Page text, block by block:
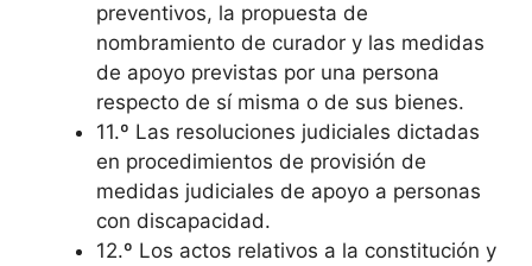
preventivos, la propuesta de
nombramiento de curador y las medidas
de apoyo previstas por una persona
respecto de sí misma o de sus bienes.
11.º Las resoluciones judiciales dictadas
en procedimientos de provisión de
medidas judiciales de apoyo a personas
con discapacidad.
12.º Los actos relativos a la constitución y